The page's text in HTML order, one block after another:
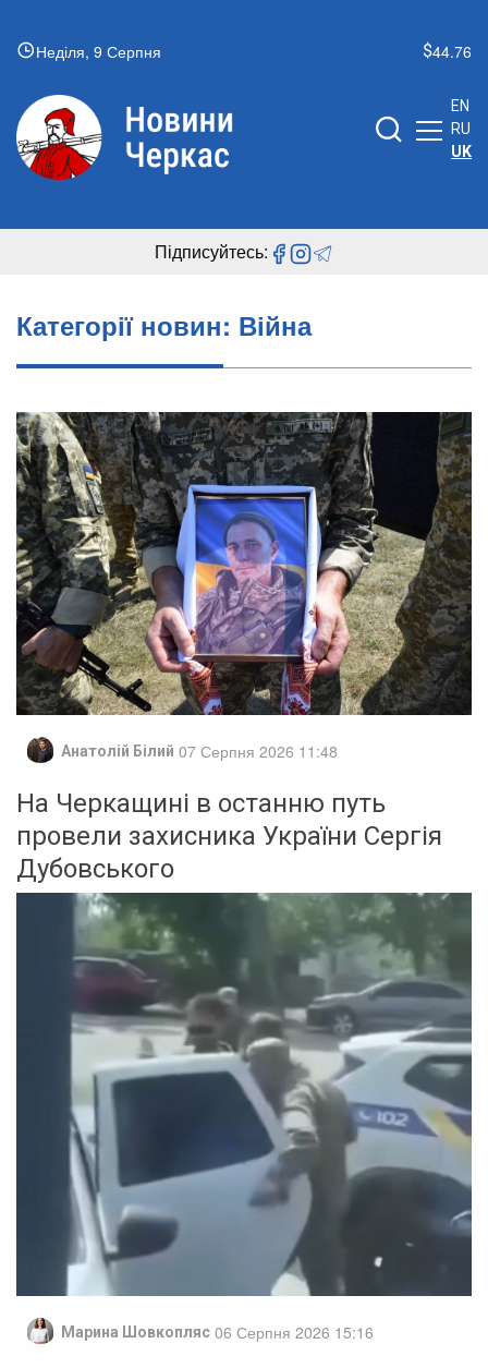
Неділя, 9 Серпня 44.76
EN
RU
UK
Підписуйтесь:
Категорії новин: Війна
Анатолій Білий 07 Серпня 2026 11:48
На Черкащині в останню путь
провели захисника України Сергія
Дубовського
Марина Шовкопляс 06 Серпня 2026 15:16